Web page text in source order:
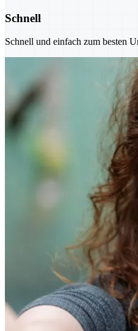
Schnell
Schnell und einfach zum besten